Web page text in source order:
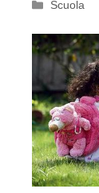
Categorie
Scuola